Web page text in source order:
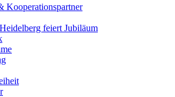
Kooperationspartner
feiert Jubiläum